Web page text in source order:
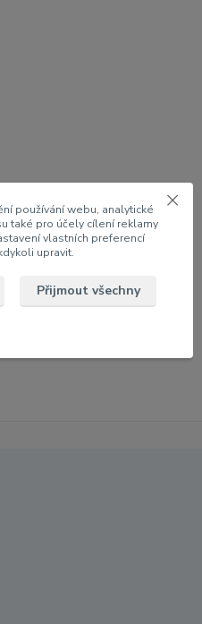
používání webu, analytické
také pro účely cílení reklamy
vlastních preferencí
upravit.
Přijmout všechny